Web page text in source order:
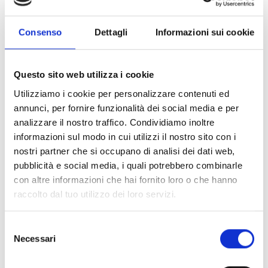
Consenso Dettagli Informazioni sui cookie
Questo sito web utilizza i cookie
Utilizziamo i cookie per personalizzare contenuti ed
annunci, per fornire funzionalità dei social media e per
analizzare il nostro traffico. Condividiamo inoltre
informazioni sul modo in cui utilizzi il nostro sito con i
nostri partner che si occupano di analisi dei dati web,
pubblicità e social media, i quali potrebbero combinarle
con altre informazioni che hai fornito loro o che hanno
raccolto dal tuo utilizzo dei loro servizi.
delNecessari
DÉTECTEURS DE FLAMMES DE LA SÉRIE SENSEWARE
Série Senseware